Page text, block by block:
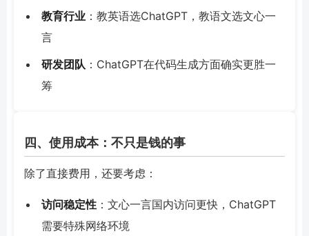
教育行业 ：教英语选ChatGPT，教语文选文心一
言
研发团队 ：ChatGPT在代码生成方面确实更胜一
筹
四、使用成本：不只是钱的事
除了直接费用，还要考虑：
访问稳定性 ：文心一言国内访问更快，ChatGPT
需要特殊网络环境